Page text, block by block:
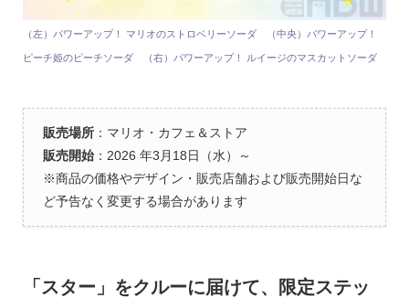
（左）パワーアップ！ マリオのストロベリーソーダ （中央）パワーアップ！
ピーチ姫のピーチソーダ （右）パワーアップ！ ルイージのマスカットソーダ
販売場所：マリオ・カフェ＆ストア
販売開始：2026 年3月18日（水）～
※商品の価格やデザイン・販売店舗および販売開始日な
ど予告なく変更する場合があります
「スター」をクルーに届けて、限定ステッ